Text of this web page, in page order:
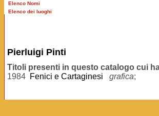
Elenco Nomi
Elenco dei luoghi
Pierluigi Pinti
Titoli presenti in questo catalogo cui
1984 Fenici e Cartaginesi grafica;